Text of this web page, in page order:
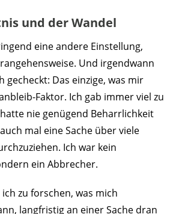
und der Wandel
eine andere Einstellung,
Und irgendwann
gecheckt: Das einzige, was mir
Faktor. Ich gab immer viel zu
nie genügend Beharrlichkeit
mal eine Sache über viele
Ich war kein
ein Abbrecher.
zu forschen, was mich
langfristig an einer Sache dran